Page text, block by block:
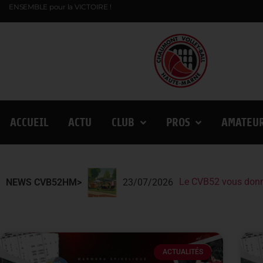
ENSEMBLE pour la VICTOIRE !
ACCUEIL ACTU CLUB PROS
NEWS CVB52HM> 23/07/2026 Le CVB52 vous
Le CVB52 présent
Lindqvist et la
ACTUALITÉS